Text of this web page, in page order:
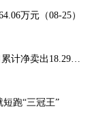
万元（08-25）
净卖出18.29万股
跑“三冠王”